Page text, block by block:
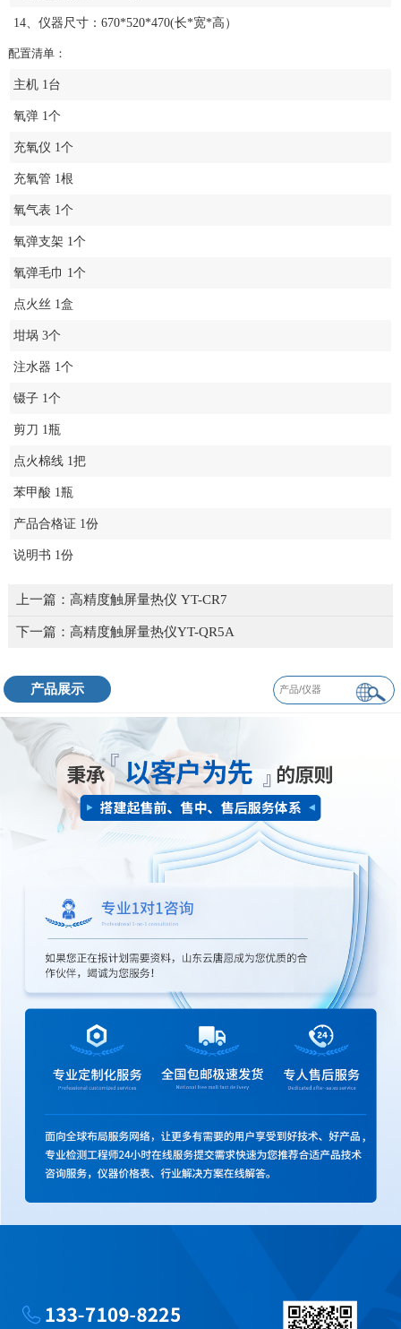
14、仪器尺寸：670*520*470(长*宽*高）
配置清单：
主机 1台
氧弹 1个
充氧仪 1个
充氧管 1根
氧气表 1个
氧弹支架 1个
氧弹毛巾 1个
点火丝 1盒
坩埚 3个
注水器 1个
镊子 1个
剪刀 1瓶
点火棉线 1把
苯甲酸 1瓶
产品合格证 1份
说明书 1份
上一篇： 高精度触屏量热仪 YT-CR7
下一篇： 高精度触屏量热仪YT-QR5A
产品展示